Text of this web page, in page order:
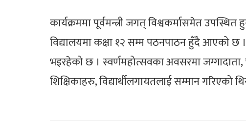
कार्यक्रममा पूर्वमन्त्री जगत् विश्वकर्मासमेत
विद्यालयमा कक्षा १२ सम्म पठनपाठन हुँदै आएको छ
भइरहेको छ । स्वर्णमहोत्सवका अवसरमा जग्गादाता,
शिक्षिकाहरु, विद्यार्थीलगायतलाई सम्मान गरिएको